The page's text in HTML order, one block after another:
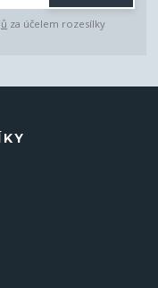
za účelem rozesílky